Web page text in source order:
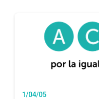
1/04/05